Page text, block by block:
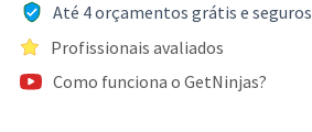
Até 4 orçamentos grátis e seguros
Profissionais avaliados
Como funciona o GetNinjas?